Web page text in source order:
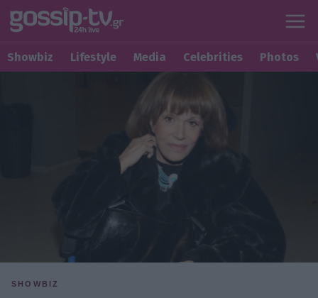
Showbiz Lifestyle Media Celebrities Photos
SHOWBIZ